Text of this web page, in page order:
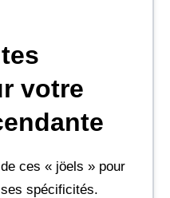
votre
ces « jöels » pour
spécificités.